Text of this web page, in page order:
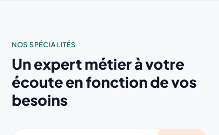
NOS SPÉCIALITÉS
Un expert métier à votre
écoute en fonction de vos
besoins